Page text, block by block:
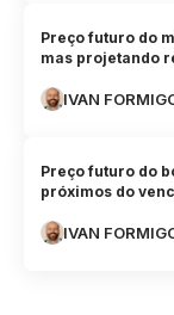
Preço futuro do
mas projetando
IVAN
Preço futuro do
próximos do
IVAN